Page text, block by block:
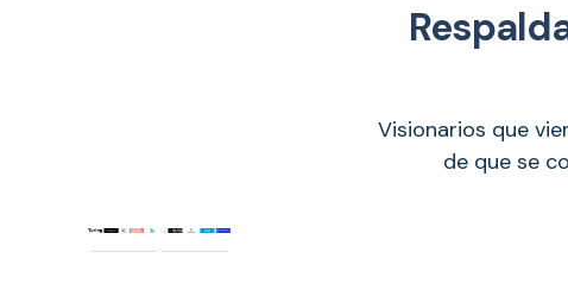
Visionarios que
de que se